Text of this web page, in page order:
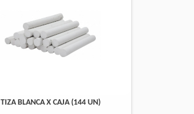
TIZA BLANCA X CAJA (144 UN)